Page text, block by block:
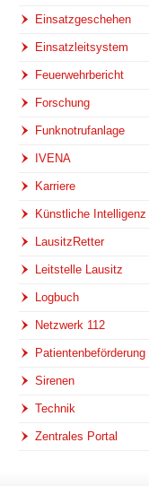
Einsatzgeschehen
Einsatzleitsystem
Feuerwehrbericht
Forschung
Funknotrufanlage
IVENA
Karriere
Künstliche Intelligenz
LausitzRetter
Leitstelle Lausitz
Logbuch
Netzwerk 112
Patientenbeförderung
Sirenen
Technik
Zentrales Portal